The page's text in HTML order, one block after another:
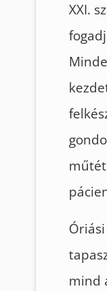
XXI.
mind